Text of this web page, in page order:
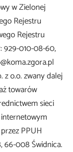
w Zielonej
Rejestru
Rejestru
929-010-08-60,
o.o. zwany dalej
towarów
sieci
PPUH
66-008 Świdnica.